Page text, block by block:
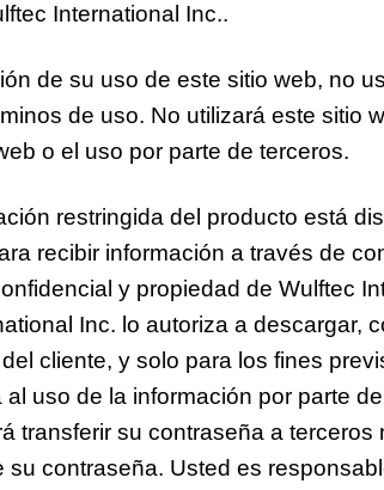
International Inc..
de su uso de este sitio web, no
de uso. No utilizará este sitio
o el uso por parte de terceros.
restringida del producto está
recibir información a través de
y propiedad de Wulftec
Inc. lo autoriza a descargar,
cliente, y solo para los fines
uso de la información por parte
transferir su contraseña a
su contraseña. Usted es